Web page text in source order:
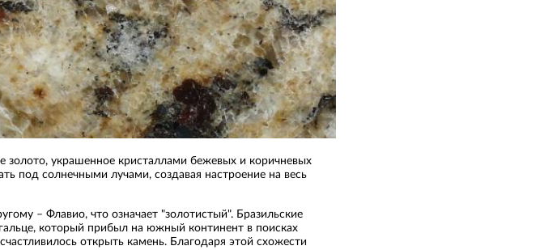
золото, украшенное кристаллами бежевых и коричневых
под солнечными лучами, создавая настроение на весь
– Флавио, что означает "золотистый". Бразильские
который прибыл на южный континент в поисках
открыть камень. Благодаря этой схожести